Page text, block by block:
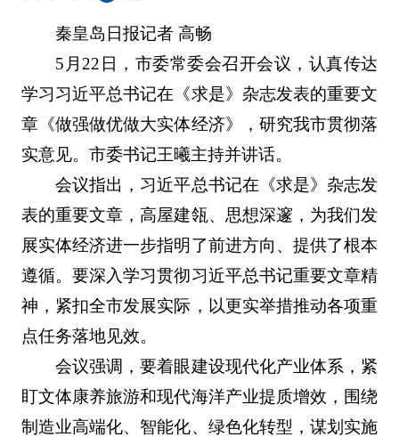
秦皇岛日报记者 高畅
5月22日，市委常委会召开会议，认真传达
学习习近平总书记在《求是》杂志发表的重要文
章《做强做优做大实体经济》，研究我市贯彻落
实意见。市委书记王曦主持并讲话。
会议指出，习近平总书记在《求是》杂志发
表的重要文章，高屋建瓴、思想深邃，为我们发
展实体经济进一步指明了前进方向、提供了根本
遵循。要深入学习贯彻习近平总书记重要文章精
神，紧扣全市发展实际，以更实举措推动各项重
点任务落地见效。
会议强调，要着眼建设现代化产业体系，紧
盯文体康养旅游和现代海洋产业提质增效，围绕
制造业高端化、智能化、绿色化转型，谋划实施